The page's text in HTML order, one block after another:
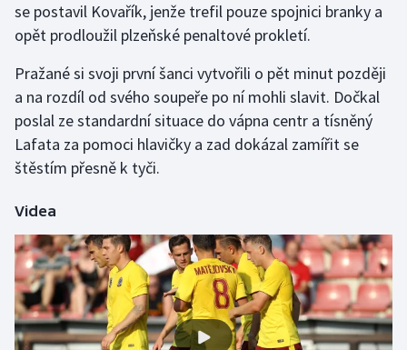
Krasobruslení
Lyže a snowboard
Moderní pětiboj
Parasport
Plavání
se postavil Kovařík, jenže trefil pouze spojnici branky a
opět prodloužil plzeňské penaltové prokletí.
Pražané si svoji první šanci vytvořili o pět minut později
a na rozdíl od svého soupeře po ní mohli slavit. Dočkal
poslal ze standardní situace do vápna centr a tísněný
Lafata za pomoci hlavičky a zad dokázal zamířit se
štěstím přesně k tyči.
Videa